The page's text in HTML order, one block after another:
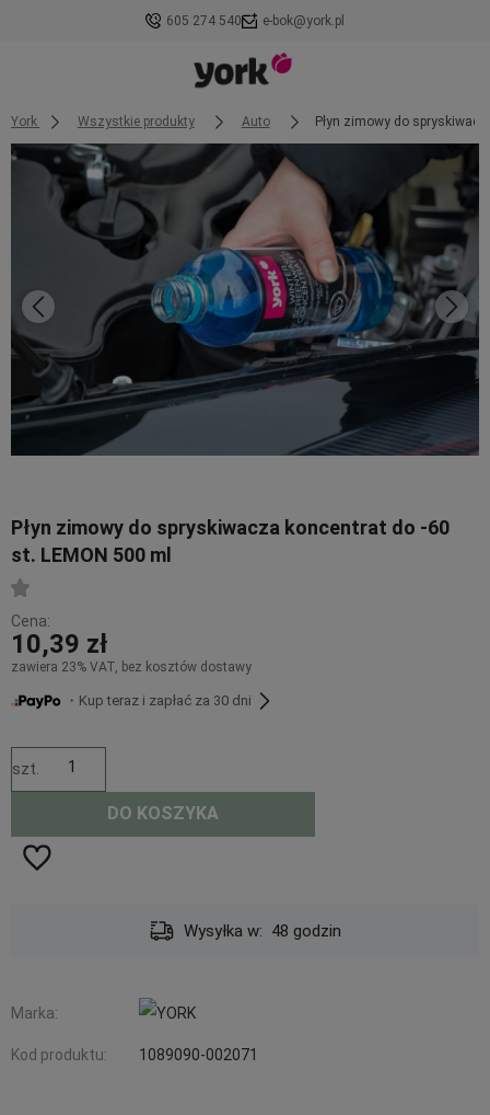
605 274 540 e-bok@york.pl
York Wszystkie produkty Auto Płyn zimowy do
Płyn zimowy do spryskiwacza koncentrat do -60
st. LEMON 500 ml
Cena:
10,39 zł
zawiera 23% VAT, bez kosztów dostawy
・Kup teraz i zapłać za 30 dni
szt.
DO KOSZYKA
Wysyłka w: 48 godzin
Marka:
Kod produktu: 1089090-002071